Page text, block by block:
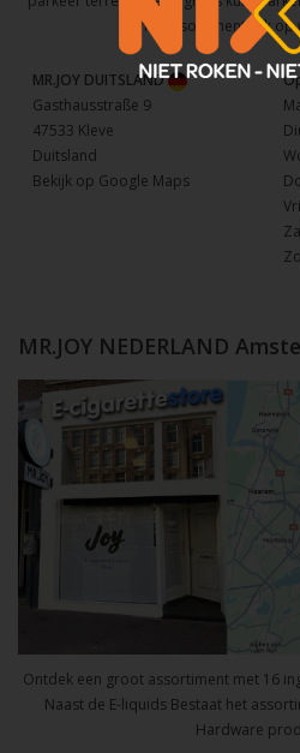
het assortiment kijk op
MR.JOY DUITSLAND
Gasthausstraße 9
47533 Kleve
Duitsland
Bekijk op Google Maps
MR.JOY NEDERLAND
Ontdek een groot assortiment met 16
Naast de E-liquids Bestaat het
Hardware